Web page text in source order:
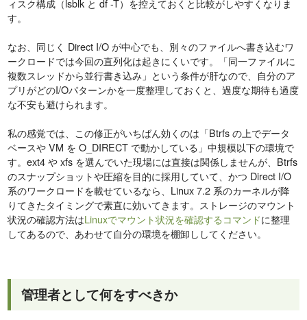
ィスク構成（lsblk と df -T）を控えておくと比較がしやすくなりま
す。
なお、同じく Direct I/O が中心でも、別々のファイルへ書き込むワ
ークロードでは今回の直列化は起きにくいです。「同一ファイルに
複数スレッドから並行書き込み」という条件が肝なので、自分のア
プリがどのI/Oパターンかを一度整理しておくと、過度な期待も過度
な不安も避けられます。
私の感覚では、この修正がいちばん効くのは「Btrfs の上でデータ
ベースや VM を O_DIRECT で動かしている」中規模以下の環境で
す。ext4 や xfs を選んでいた現場には直接は関係しませんが、Btrfs
のスナップショットや圧縮を目的に採用していて、かつ Direct I/O
系のワークロードを載せているなら、Linux 7.2 系のカーネルが降
りてきたタイミングで素直に効いてきます。ストレージのマウント
状況の確認方法はLinuxでマウント状況を確認するコマンドに整理
してあるので、あわせて自分の環境を棚卸ししてください。
管理者として何をすべきか